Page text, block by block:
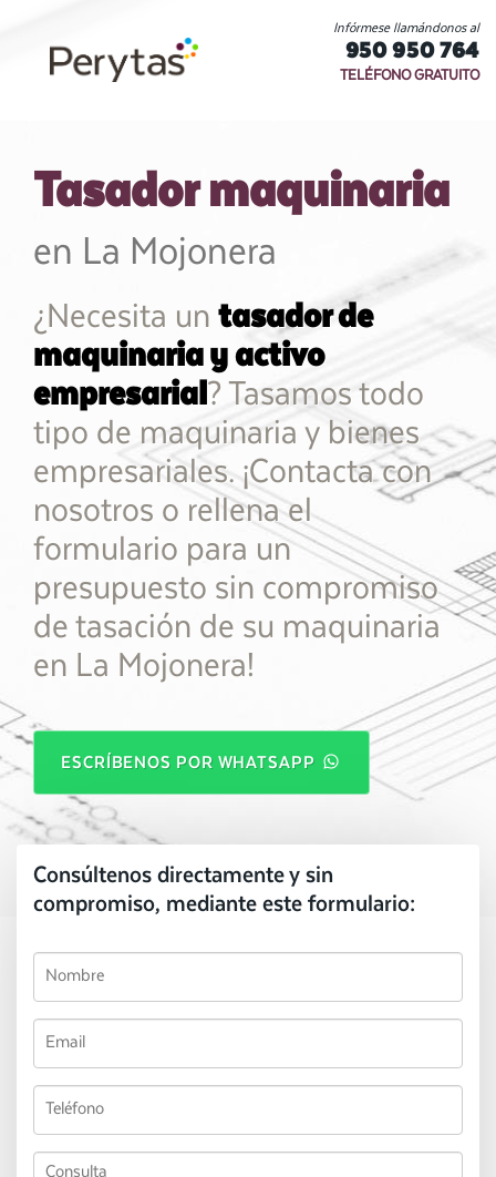
Infórmese llamándonos al
950 950 764
TELÉFONO GRATUITO
Tasador maquinaria
en La Mojonera
¿Necesita un tasador de
maquinaria y activo
empresarial? Tasamos todo
tipo de maquinaria y bienes
empresariales. ¡Contacta con
nosotros o rellena el
formulario para un
presupuesto sin compromiso
de tasación de su maquinaria
en La Mojonera!
ESCRÍBENOS POR WHATSAPP
Consúltenos directamente y sin
compromiso, mediante este formulario: